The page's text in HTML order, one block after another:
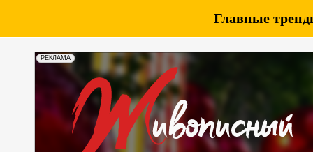
РЕКЛАМА
Главные